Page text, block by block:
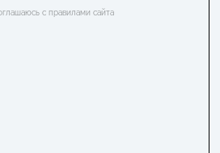
с правилами сайта